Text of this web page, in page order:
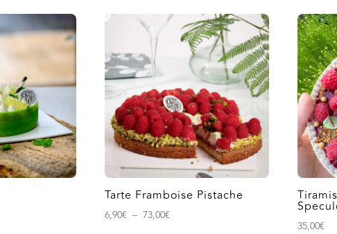
Tarte Framboise Pistache
6,90€ – 73,00€
35,00€